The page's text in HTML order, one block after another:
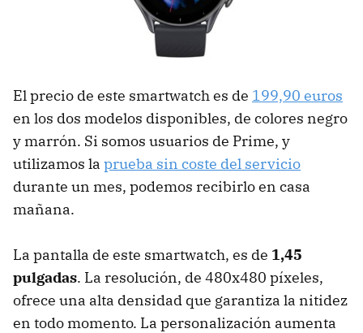
El precio de este smartwatch es de 199,90 euros
en los dos modelos disponibles, de colores negro
y marrón. Si somos usuarios de Prime, y
utilizamos la prueba sin coste del servicio
durante un mes, podemos recibirlo en casa
mañana.
La pantalla de este smartwatch, es de 1,45
pulgadas. La resolución, de 480x480 píxeles,
ofrece una alta densidad que garantiza la nitidez
en todo momento. La personalización aumenta